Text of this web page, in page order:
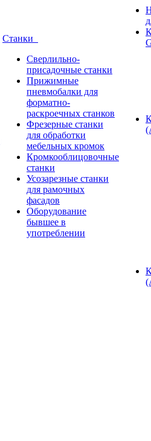
Станки
Сверлильно-
присадочные станки
Прижимные
пневмобалки для
форматно-
раскроечных станков
Фрезерные станки
для обработки
мебельных кромок
Кромкооблицовочные
станки
Усозарезные станки
для рамочных
фасадов
Оборудование
бывшее в
употреблении